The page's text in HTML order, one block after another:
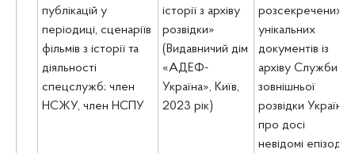
публікацій у
періодиці, сценаріїв
фільмів з історії та
діяльності
спецслужб; член
НСЖУ, член НСПУ
історії з архіву
розвідки»
(Видавничий дім
«АДЕФ-
Україна», Київ,
2023 рік)
розсекречених
унікальних
документів із
архіву Служби
зовнішньої
розвідки України
про досі
невідомі епізоди